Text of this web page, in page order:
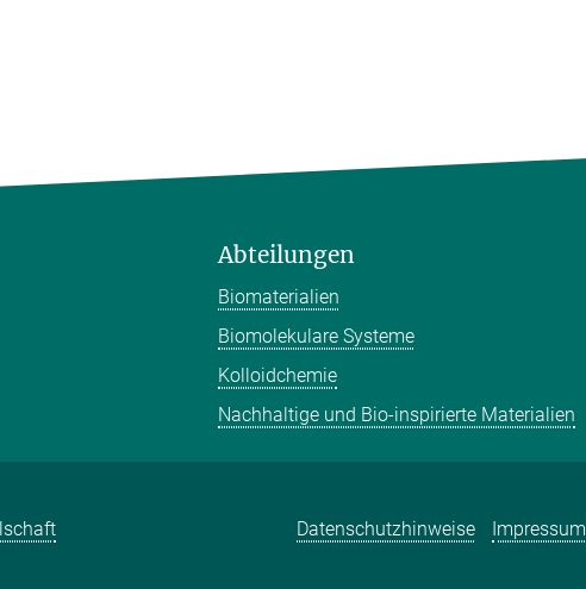
Abteilungen
Biomaterialien
Biomolekulare Systeme
Kolloidchemie
Nachhaltige und Bio-inspirierte Materialien
Datenschutzhinweise Impressum